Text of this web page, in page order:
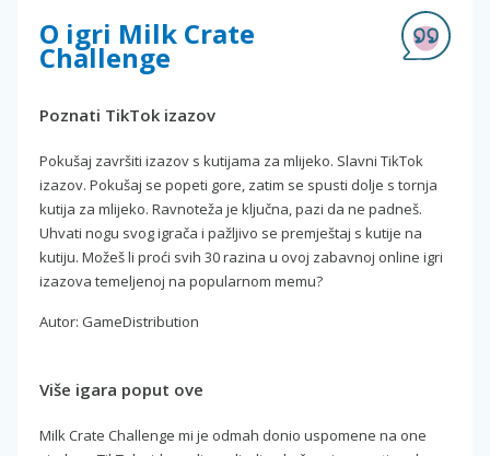
O igri Milk Crate
Challenge
Poznati TikTok izazov
Pokušaj završiti izazov s kutijama za mlijeko. Slavni TikTok
izazov. Pokušaj se popeti gore, zatim se spusti dolje s tornja
kutija za mlijeko. Ravnoteža je ključna, pazi da ne padneš.
Uhvati nogu svog igrača i pažljivo se premještaj s kutije na
kutiju. Možeš li proći svih 30 razina u ovoj zabavnoj online igri
izazova temeljenoj na popularnom memu?
Autor: GameDistribution
Više igara poput ove
Milk Crate Challenge mi je odmah donio uspomene na one